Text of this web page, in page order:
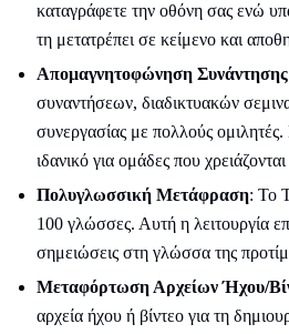
καταγράφετε την οθόνη σας ενώ
τη μετατρέπει σε κείμενο και
Απομαγνητοφώνηση Συνάντησης
συναντήσεων, διαδικτυακών
συνεργασίας με πολλούς
ιδανικό για ομάδες που
Πολυγλωσσική Μετάφραση: Το
100 γλώσσες. Αυτή η λειτουργία
σημειώσεις στη γλώσσα της
Μεταφόρτωση Αρχείων Ήχου/
αρχεία ήχου ή βίντεο για τη